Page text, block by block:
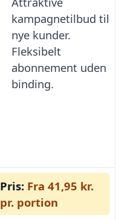
kampagnetilbud til
nye kunder.
Fleksibelt
abonnement uden
binding.
Pris: Fra 41,95 kr.
pr. portion